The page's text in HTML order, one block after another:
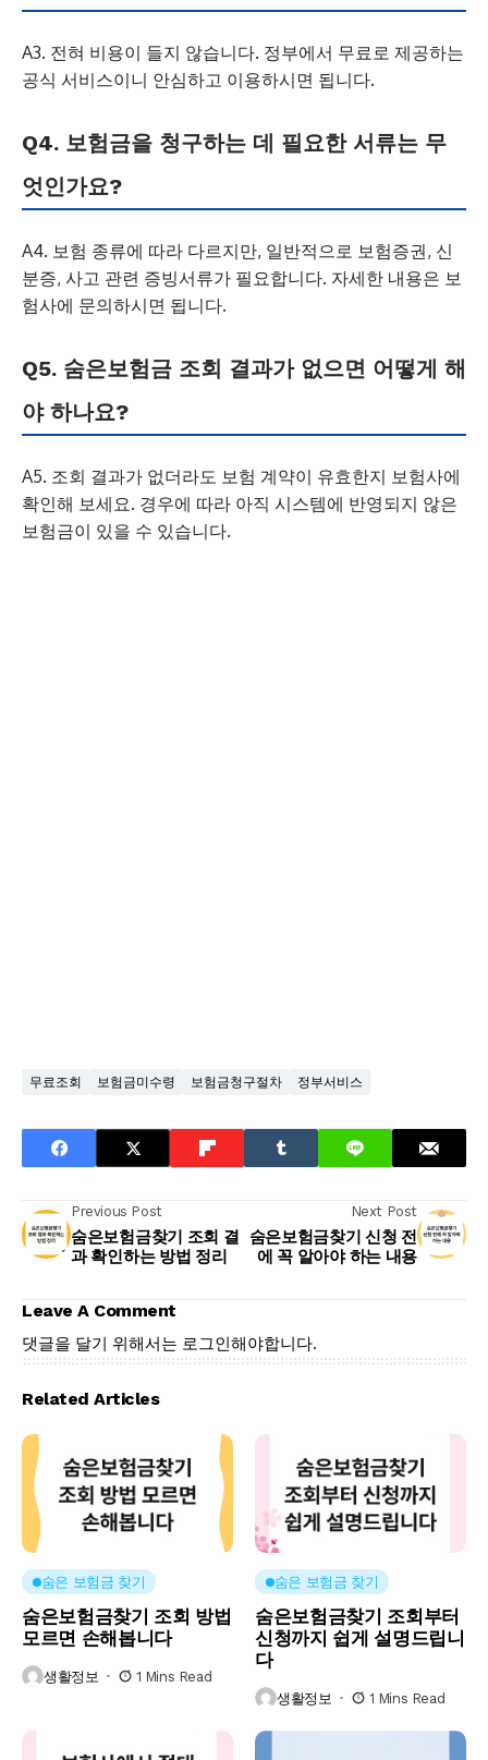
A3. 전혀 비용이 들지 않습니다. 정부에서 무료로 제공하는
공식 서비스이니 안심하고 이용하시면 됩니다.
Q4. 보험금을 청구하는 데 필요한 서류는 무
엇인가요?
A4. 보험 종류에 따라 다르지만, 일반적으로 보험증권, 신
분증, 사고 관련 증빙서류가 필요합니다. 자세한 내용은 보
험사에 문의하시면 됩니다.
Q5. 숨은보험금 조회 결과가 없으면 어떻게 해
야 하나요?
A5. 조회 결과가 없더라도 보험 계약이 유효한지 보험사에
확인해 보세요. 경우에 따라 아직 시스템에 반영되지 않은
보험금이 있을 수 있습니다.
무료조회 보험금미수령 보험금청구절차 정부서비스
Previous Post
숨은보험금찾기 조회 결
과 확인하는 방법 정리
Next Post
숨은보험금찾기 신청 전
에 꼭 알아야 하는 내용
Leave A Comment
댓글을 달기 위해서는 로그인해야합니다.
Related Articles
숨은 보험금 찾기
숨은보험금찾기 조회 방법
모르면 손해봅니다
생활정보 1 Mins Read
숨은 보험금 찾기
숨은보험금찾기 조회부터
신청까지 쉽게 설명드립니
다
생활정보 1 Mins Read